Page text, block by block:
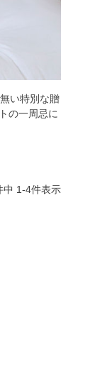
い特別な贈
の一周忌に
中 1-4件表示